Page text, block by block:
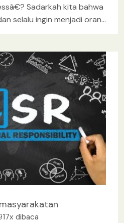
Sadarkah kita bahwa
selalu ingin menjadi orang
dibaca